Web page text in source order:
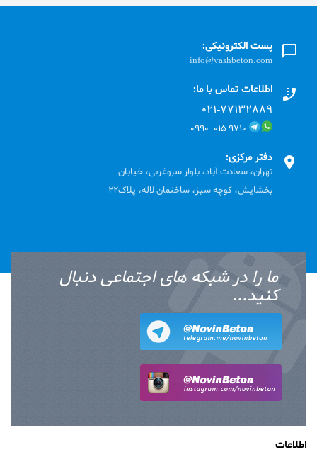
پست الکترونیکی:
info@vashbeton.com
اطلاعات تماس با ما:
۰۲۱-۷۷۱٣۲۸۸۹
۹۷۱۰ ۰۱۵ ۰۹۹۰
دفتر مرکزی:
تهران، سعادت آباد، بلوار سروغربی، خیابان
بخشایش، کوچه سبز، ساختمان لاله، پلاک22
ما را در شبکه های اجتماعی دنبال
کنید...
اطلاعات